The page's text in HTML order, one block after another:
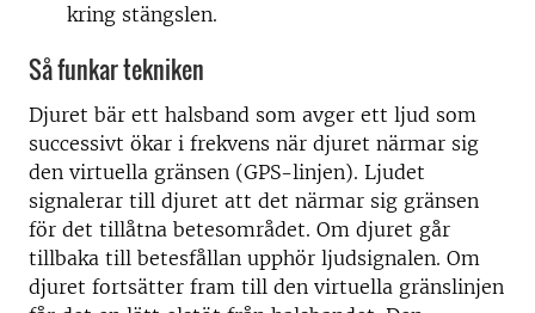
kring stängslen.
Så funkar tekniken
Djuret bär ett halsband som avger ett ljud som
successivt ökar i frekvens när djuret närmar sig
den virtuella gränsen (GPS-linjen). Ljudet
signalerar till djuret att det närmar sig gränsen
för det tillåtna betesområdet. Om djuret går
tillbaka till betesfållan upphör ljudsignalen. Om
djuret fortsätter fram till den virtuella gränslinjen